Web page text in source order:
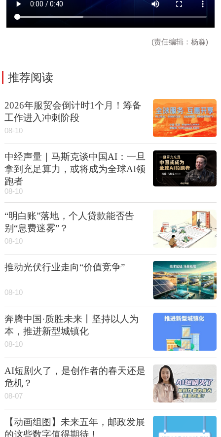
(责任编辑：杨淼)
推荐阅读
2026年服贸会倒计时1个月！筹备
工作进入冲刺阶段
08-10
中经声量｜马斯克谈中国AI：一旦
拿到充足算力，或将成为全球AI领
跑者
08-10
“明白账”落地，个人贷款能否告
别“息费迷雾”？
08-10
推动光伏行业走向“价值竞争”
08-10
奔腾中国·质胜未来丨坚持以人为
本，推进新型城镇化
08-10
AI短剧火了，是创作者的春天还是
危机？
08-07
【动画组图】未来五年，邮政发展
的这些数字值得期待！